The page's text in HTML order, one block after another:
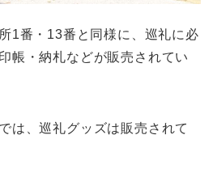
1番・13番と同様に、巡礼に必
帳・納札などが販売されてい
は、巡礼グッズは販売されて